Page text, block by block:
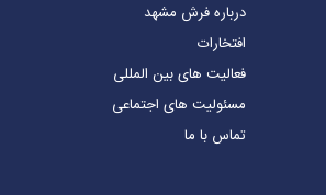
درباره فرش مشهد
افتخارات
فعالیت های بین المللی
مسئولیت های اجتماعی
تماس‌ با ما